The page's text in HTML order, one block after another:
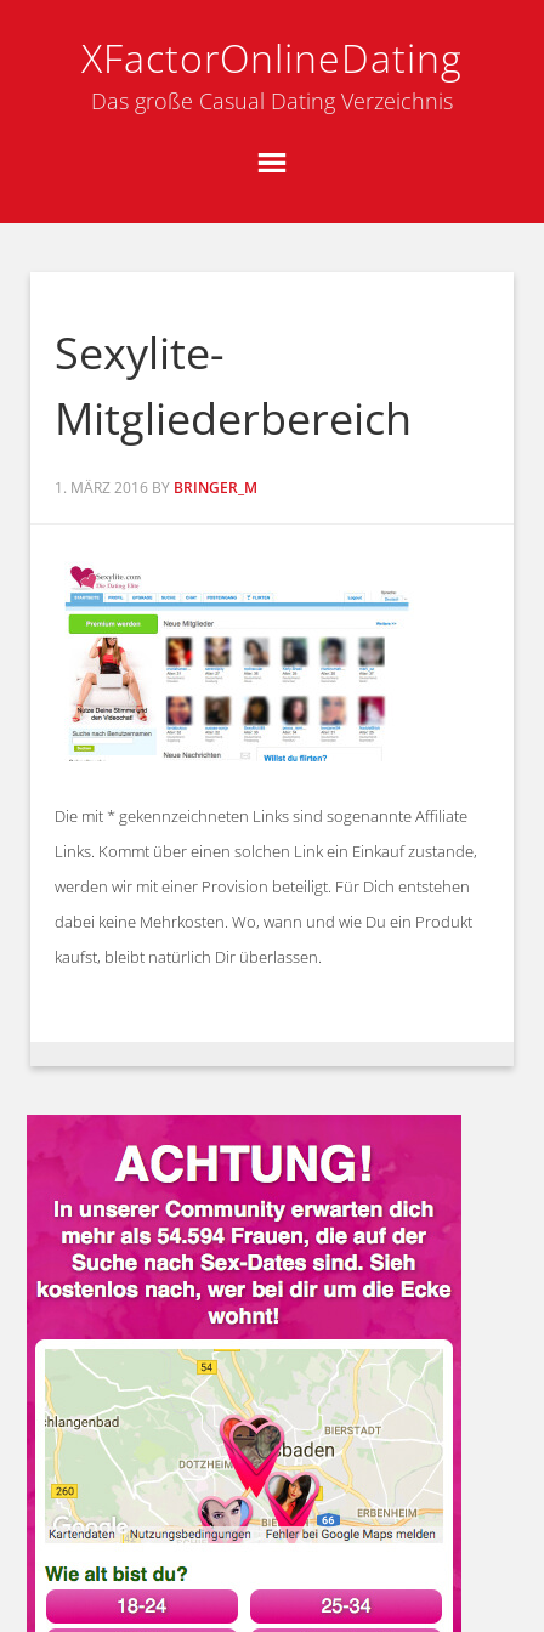
XFactorOnlineDating
Das große Casual Dating Verzeichnis
Sexylite-
Mitgliederbereich
1. MÄRZ 2016 BY BRINGER_M
Die mit * gekennzeichneten Links sind sogenannte Affiliate
Links. Kommt über einen solchen Link ein Einkauf zustande,
werden wir mit einer Provision beteiligt. Für Dich entstehen
dabei keine Mehrkosten. Wo, wann und wie Du ein Produkt
kaufst, bleibt natürlich Dir überlassen.